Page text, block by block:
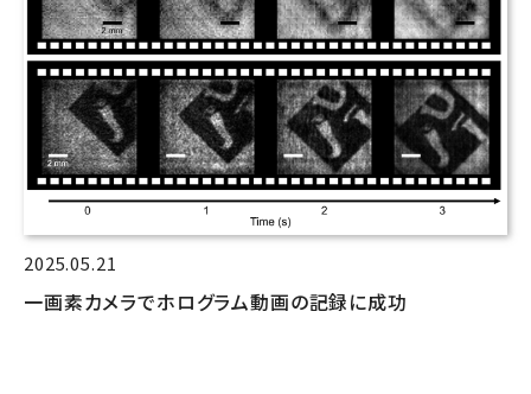
2025.05.21
一画素カメラでホログラム動画の記録に成功